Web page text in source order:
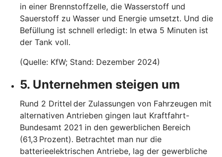
in einer Brennstoffzelle, die Wasserstoff und
Sauerstoff zu Wasser und Energie umsetzt. Und die
Befüllung ist schnell erledigt: In etwa 5 Minuten ist
der Tank voll.
(Quelle: KfW; Stand: Dezember 2024)
5. Unternehmen steigen um
Rund 2 Drittel der Zulassungen von Fahrzeugen mit
alternativen Antrieben gingen laut Kraftfahrt-
Bundesamt 2021 in den gewerblichen Bereich
(61,3 Prozent). Betrachtet man nur die
batterieelektrischen Antriebe, lag der gewerbliche